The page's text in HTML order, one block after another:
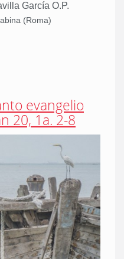
García O.P.
(Roma)
evangelio
20, 1a. 2-8